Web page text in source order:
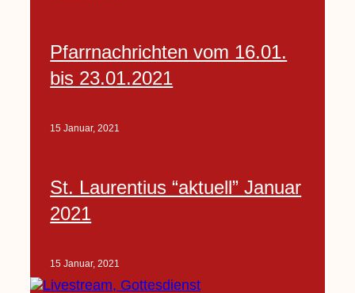
Pfarrnachrichten vom 16.01.
bis 23.01.2021
15 Januar, 2021
St. Laurentius “aktuell” Januar
2021
15 Januar, 2021